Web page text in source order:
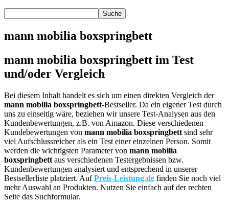
mann mobilia boxspringbett
mann mobilia boxspringbett im Test
und/oder Vergleich
Bei diesem Inhalt handelt es sich um einen direkten Vergleich der
mann mobilia boxspringbett-Bestseller. Da ein eigener Test durch
uns zu einseitig wäre, beziehen wir unsere Test-Analysen aus den
Kundenbewertungen, z.B. von Amazon. Diese verschiedenen
Kundebewertungen von mann mobilia boxspringbett sind sehr
viel Aufschlussreicher als ein Test einer einzelnen Person. Somit
werden die wichtigsten Parameter von mann mobilia
boxspringbett aus verschiedenen Testergebnissen bzw.
Kundenbewertungen analysiert und entsprechend in unserer
Bestsellerliste platziert. AufPreis-Leistung.de finden Sie noch viel
mehr Auswahl an Produkten. Nutzen Sie einfach auf der rechten
Seite das Suchformular.